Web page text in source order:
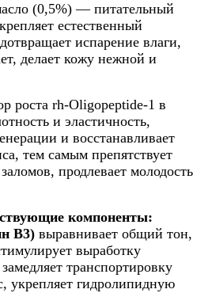
(0,5%) — питательный
естественный
испарение влаги,
делает кожу нежной и
роста rh-Oligopeptide-1 в
и эластичность,
и восстанавливает
тем самым препятствует
продлевает молодость
компоненты:
B3) выравнивает общий тон,
выработку
транспортировку
укрепляет гидролипидную